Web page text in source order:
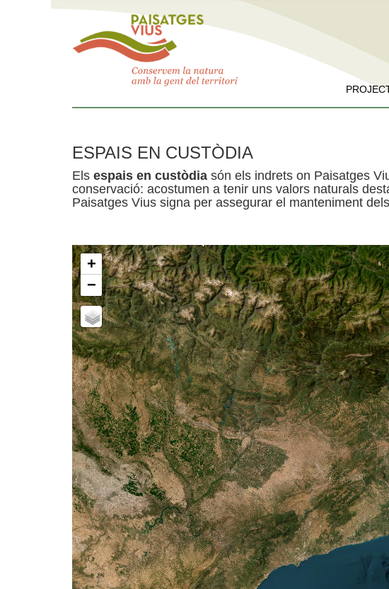
ESPAIS EN CUSTÒDIA
Els espais en custòdia són els indrets on Paisatges
conservació: acostumen a tenir uns valors naturals
Paisatges Vius signa per assegurar el manteniment
+
−